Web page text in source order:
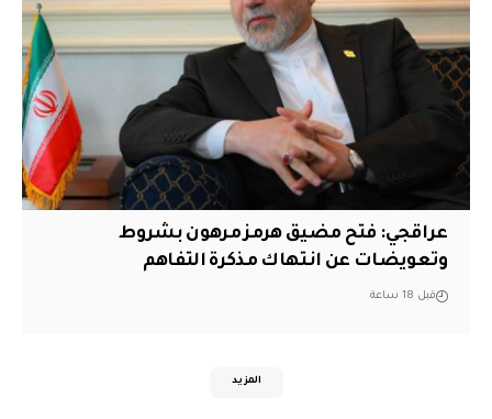
عراقجي: فتح مضيق هرمز مرهون بشروط
وتعويضات عن انتهاك مذكرة التفاهم
قبل 18 ساعة
المزيد